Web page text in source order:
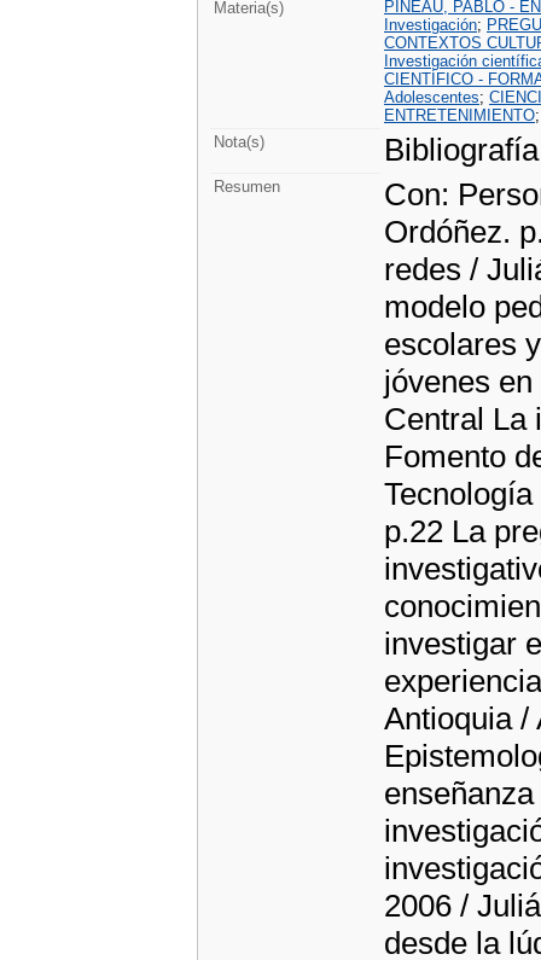
Materia(s)
PINEAU, PABLO -
Investigación;
CONTEXTOS
Investigación
CIENTÍFICO -
Adolescentes;
ENTRETENIMIENTO
Nota(s)
Resumen
Con:
Ordóñez.
redes /
modelo
escolares
jóvenes
Central La
Fomento
p.22 La
investigar
Antioquia /
2006 /
desde la